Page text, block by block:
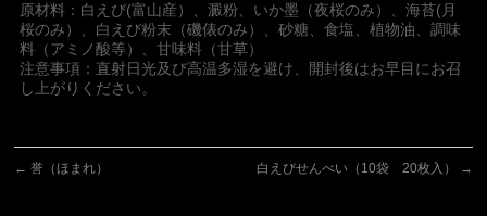
原材料：白えび(富山産）、澱粉、いか墨（夜桜のみ）、海苔(月
桜のみ）、白えび粉末（磯俵のみ）、砂糖、食塩、植物油、調味
料（アミノ酸等）、甘味料（甘草）
注意事項：直射日光及び高温多湿を避け、開封後はお早目にお召
し上がりください。
← 誉（ほまれ） 白えびせんべい（10袋 20枚入） →